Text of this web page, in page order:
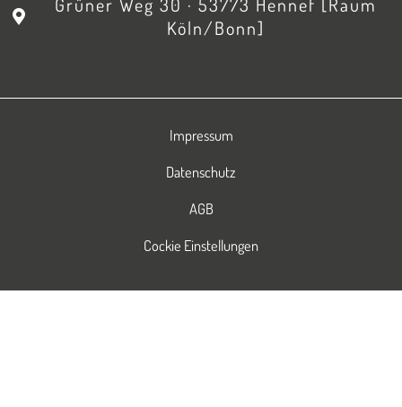
Köln/Bonn]
Impressum
Datenschutz
AGB
Cockie Einstellungen